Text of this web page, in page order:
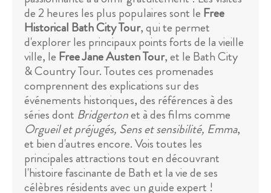
de 2 heures les plus populaires sont le Free
Historical Bath City Tour, qui te permet
d'explorer les principaux points forts de la vieille
ville, le Free Jane Austen Tour, et le Bath City
& Country Tour. Toutes ces promenades
comprennent des explications sur des
événements historiques, des références à des
séries dont Bridgertonet à des films comme
Orgueil et préjugés, Sens et sensibilité, Emma,
et bien d'autres encore. Vois toutes les
principales attractions tout en découvrant
l'histoire fascinante de Bath et la vie de ses
célèbres résidents avec un guide expert !